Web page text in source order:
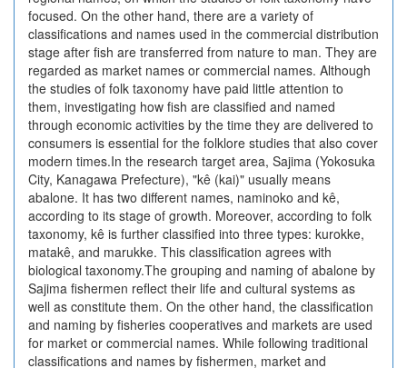
focused. On the other hand, there are a variety of
classifications and names used in the commercial distribution
stage after fish are transferred from nature to man. They are
regarded as market names or commercial names. Although
the studies of folk taxonomy have paid little attention to
them, investigating how fish are classified and named
through economic activities by the time they are delivered to
consumers is essential for the folklore studies that also cover
modern times.In the research target area, Sajima (Yokosuka
City, Kanagawa Prefecture), "kê (kai)" usually means
abalone. It has two different names, naminoko and kê,
according to its stage of growth. Moreover, according to folk
taxonomy, kê is further classified into three types: kurokke,
matakê, and marukke. This classification agrees with
biological taxonomy.The grouping and naming of abalone by
Sajima fishermen reflect their life and cultural systems as
well as constitute them. On the other hand, the classification
and naming by fisheries cooperatives and markets are used
for market or commercial names. While following traditional
classifications and names by fishermen, market and